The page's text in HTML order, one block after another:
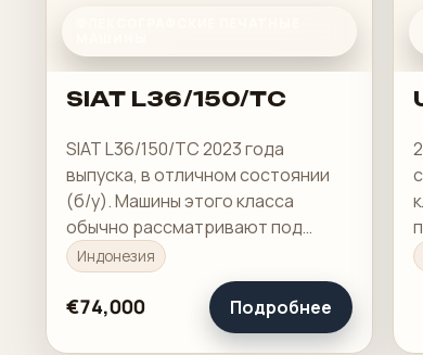
SIAT L36/150/TC
SIAT L36/150/TC 2023 года
выпуска, в отличном состоянии
(б/у). Машины этого класса
обычно рассматривают под
стабильную печать, понятную
приладку и рабочую загрузку в
смене.
Индонезия
€74,000 Подробнее